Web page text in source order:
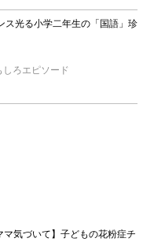
ス光る小学二年生の「国語」珍
しろエピソード
気づいて】子どもの花粉症チ